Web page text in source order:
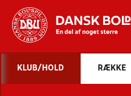
KLUB/HOLD RÆKKE